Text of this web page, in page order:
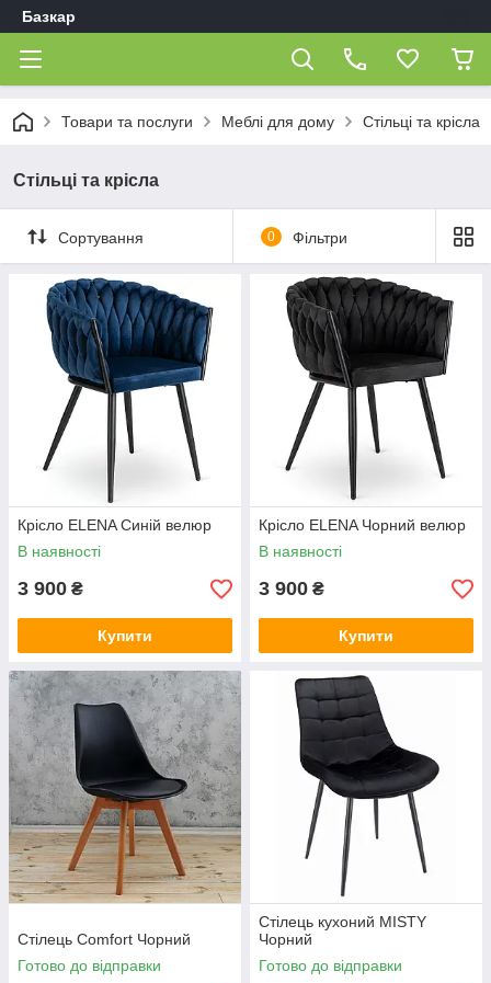
Базкар
Товари та послуги Меблі для дому Стільці та крісла
Стільці та крісла
Сортування 0 Фільтри
Крісло ELENA Синій велюр
В наявності
3 900 ₴
Купити
Крісло ELENA Чорний велюр
В наявності
3 900 ₴
Купити
Стілець Comfort Чорний
Готово до відправки
Стілець кухоний MISTY
Чорний
Готово до відправки